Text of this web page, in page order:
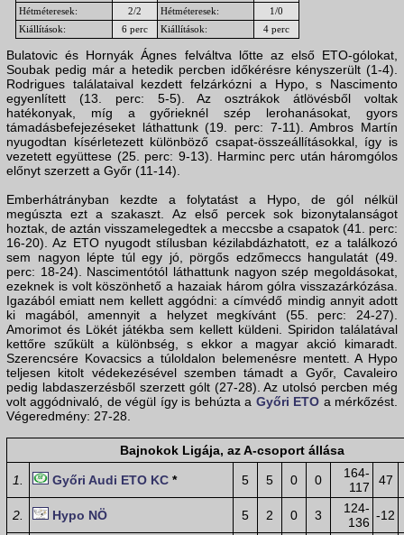
Hétméteresek: 2/2 Hétméteresek:
1/0
Kiállítások:
6 perc Kiállítások: 4 perc
Bulatovic és Hornyák Ágnes felváltva lőtte az első ETO-gólokat,
Soubak pedig már a hetedik percben időkérésre kényszerült (1-4).
Rodrigues találataival kezdett felzárkózni a Hypo, s Nascimento
egyenlített (13. perc: 5-5). Az osztrákok átlövésből voltak
hatékonyak, míg a győrieknél szép lerohanásokat, gyors
támadásbefejezéseket láthattunk (19. perc: 7-11). Ambros Martín
nyugodtan kísérletezett különböző csapat-összeállításokkal, így is
vezetett együttese (25. perc: 9-13). Harminc perc után háromgólos
előnyt szerzett a Győr (11-14).
Emberhátrányban kezdte a folytatást a Hypo, de gól nélkül
megúszta ezt a szakaszt. Az első percek sok bizonytalanságot
hoztak, de aztán visszamelegedtek a meccsbe a csapatok (41. perc:
16-20). Az ETO nyugodt stílusban kézilabdázhatott, ez a találkozó
sem nagyon lépte túl egy jó, pörgős edzőmeccs hangulatát (49.
perc: 18-24). Nascimentótól láthattunk nagyon szép megoldásokat,
ezeknek is volt köszönhető a hazaiak három gólra visszazárkózása.
Igazából emiatt nem kellett aggódni: a címvédő mindig annyit adott
ki magából, amennyit a helyzet megkívánt (55. perc: 24-27).
Amorimot és Lökét játékba sem kellett küldeni. Spiridon találatával
kettőre szűkült a különbség, s ekkor a magyar akció kimaradt.
Szerencsére Kovacsics a túloldalon belemenésre mentett. A Hypo
teljesen kitolt védekezésével szemben támadt a Győr, Cavaleiro
pedig labdaszerzésből szerzett gólt (27-28). Az utolsó percben még
volt aggódnivaló, de végül így is behúzta a Győri ETO a mérkőzést.
Végeredmény: 27-28.
Bajnokok Ligája, az A-csoport állása
1. Győri Audi ETO KC * 5 5 0 0
164-
117
47
2. Hypo NÖ 5 2 0 3
124-
136 -12